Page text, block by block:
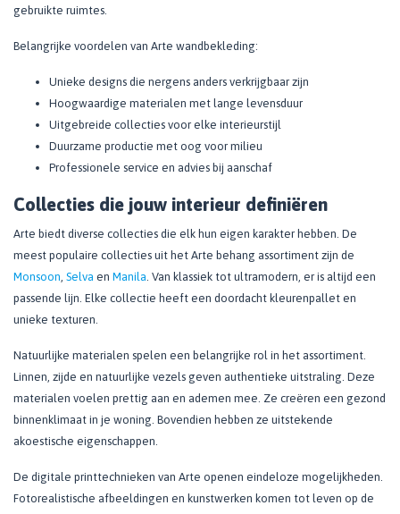
gebruikte ruimtes.
Belangrijke voordelen van Arte wandbekleding:
Unieke designs die nergens anders verkrijgbaar zijn
Hoogwaardige materialen met lange levensduur
Uitgebreide collecties voor elke interieurstijl
Duurzame productie met oog voor milieu
Professionele service en advies bij aanschaf
Collecties die jouw interieur definiëren
Arte biedt diverse collecties die elk hun eigen karakter hebben. De
meest populaire collecties uit het Arte behang assortiment zijn de
Monsoon, Selva en Manila. Van klassiek tot ultramodern, er is altijd een
passende lijn. Elke collectie heeft een doordacht kleurenpallet en
unieke texturen.
Natuurlijke materialen spelen een belangrijke rol in het assortiment.
Linnen, zijde en natuurlijke vezels geven authentieke uitstraling. Deze
materialen voelen prettig aan en ademen mee. Ze creëren een gezond
binnenklimaat in je woning. Bovendien hebben ze uitstekende
akoestische eigenschappen.
De digitale printtechnieken van Arte openen eindeloze mogelijkheden.
Fotorealistische afbeeldingen en kunstwerken komen tot leven op de